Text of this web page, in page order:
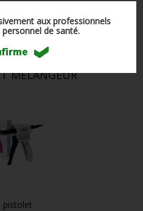
aux professionnels
de santé.
€ TTC
MÉLANGEUR
pistolet